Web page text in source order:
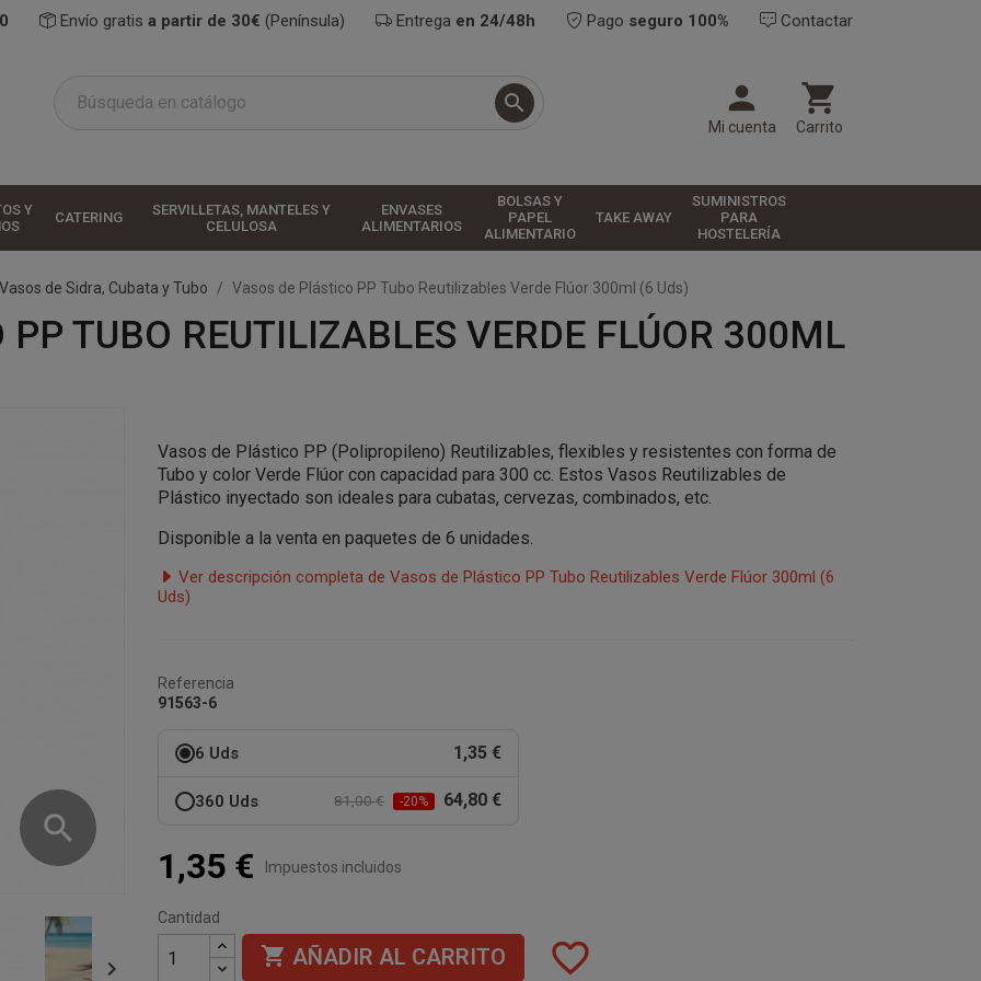
Envío gratis a partir de 30€ (Península) Entrega en 24/48h Pago seguro 100% Contactar
 
Mi cuenta

Carrito
Y
CATERING
SERVILLETAS, MANTELES Y
CELULOSA
ENVASES
ALIMENTARIOS
BOLSAS Y
PAPEL
ALIMENTARIO
TAKE AWAY
SUMINISTROS
PARA
HOSTELERÍA
Vasos de Sidra, Cubata y Tubo Vasos de Plástico PP Tubo Reutilizables Verde Flúor 300ml (6 Uds)
PP TUBO REUTILIZABLES VERDE FLÚOR 300ML
search

Vasos de Plástico PP (Polipropileno) Reutilizables, flexibles y resistentes con forma de
Tubo y color Verde Flúor con capacidad para 300 cc. Estos Vasos Reutilizables de
Plástico inyectado son ideales para cubatas, cervezas, combinados, etc.
Disponible a la venta en paquetes de 6 unidades.
Ver descripción completa de Vasos de Plástico PP Tubo Reutilizables Verde Flúor 300ml (6
Uds)
Referencia
91563-6
6 Uds 1,35 €
360 Uds 81,00 € -20% 64,80 €
1,35 € Impuestos incluidos
Cantidad
 AÑADIR AL CARRITO favorite_border